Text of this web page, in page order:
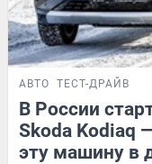
АВТО ТЕСТ-ДРАЙВ
В России
Skoda Kodiaq
эту машину в